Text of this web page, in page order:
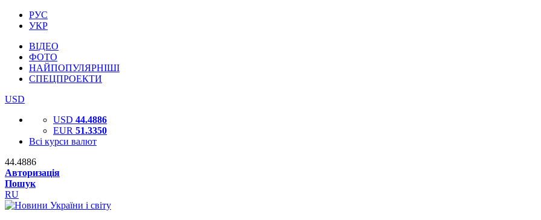
РУС
УКР
ВІДЕО
ФОТО
НАЙПОПУЛЯРНІШІ
СПЕЦПРОЕКТИ
USD
USD 44.4886
EUR 51.3350
Всі курси валют
44.4886
Авторизація
Пошук
RU